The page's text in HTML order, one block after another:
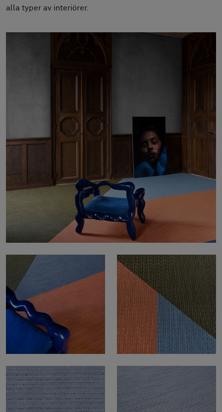
FAQ
Pattern Tile Tool
alla typer av interiörer.